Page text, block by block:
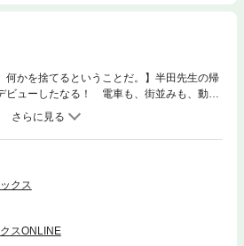
何かを捨てるということだ。】半田先生の帰
ビューしたなる！ 電車も、街並みも、動物
ての経験だらけ！ そんな中、半田は父にそ
いと告げられる。半田が下した決断とは―
の第13巻！(C)2016 Satsuki Yoshino
クス
スONLINE